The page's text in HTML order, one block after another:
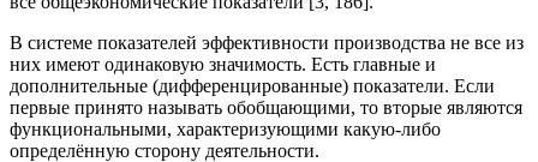
В системе показателей эффективности производства не все из
них имеют одинаковую значимость. Есть главные и
дополнительные (дифференцированные) показатели. Если
первые принято называть обобщающими, то вторые являются
функциональными, характеризующими какую-либо
определённую сторону деятельности.